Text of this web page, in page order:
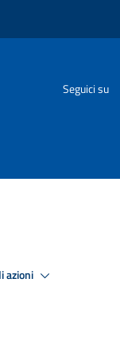
Seguici su
azioni